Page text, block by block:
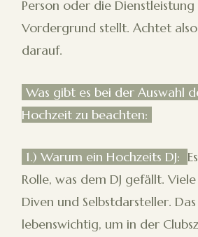
Person oder die Dienstleistung
Vordergrund stellt. Achtet
darauf.
Was gibt es bei der Auswahl
Hochzeit zu beachten:
1.) Warum ein Hochzeits DJ:
Rolle, was dem DJ gefällt. Viele
Diven und Selbstdarsteller.
lebenswichtig, um in der